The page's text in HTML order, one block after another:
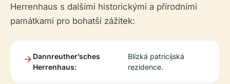
Herrenhaus s dalšími historickými a přírodními
památkami pro bohatší zážitek:
Dannreuther’sches
Herrenhaus:
Blízká patricijská
rezidence.